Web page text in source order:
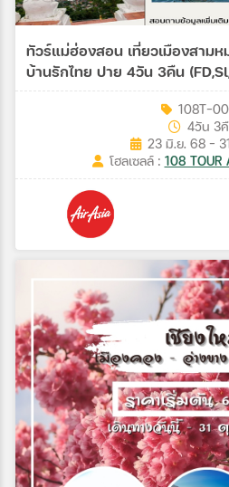
ทัวร์แม่ฮ่องสอน เที่ยวเมืองสาม
บ้านรักไทย ปาย 4วัน 3คืน
108T-
4วัน 3
23 มิ.ย. 68 -
โฮลเซลล์ : 108 TOUR